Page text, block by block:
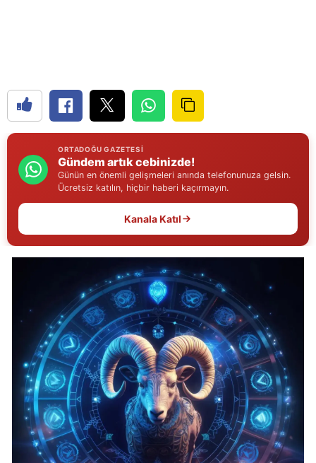
Bursa
Çanakkale
Çorum
Diyarbakır
Edirne
Elazığ
Erzincan
Erzurum
Eskişehir
Gaziantep
Giresun
ORTADOĞU GAZETESI
Gündem artık cebinizde!
Günün en önemli gelişmeleri anında telefonunuza gelsin.
Ücretsiz katılın, hiçbir haberi kaçırmayın.
Kanala Katıl